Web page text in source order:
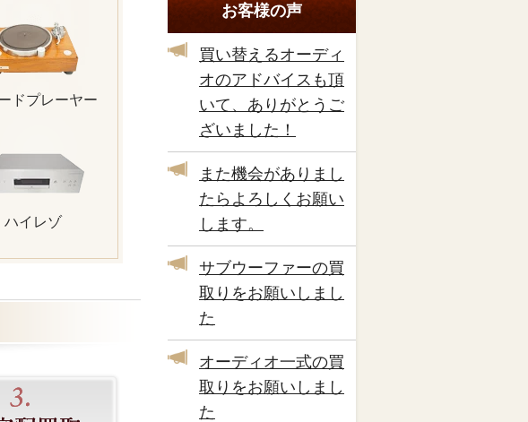
ドプレーヤー
ハイレゾ
お客様の声
買い替えるオーディ
オのアドバイスも頂
いて、ありがとうご
ざいました！
また機会がありまし
たらよろしくお願い
します。
サブウーファーの買
取りをお願いしまし
た
オーディオ一式の買
取りをお願いしまし
た